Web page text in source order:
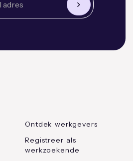
Ontdek werkgevers
Registreer als
werkzoekende